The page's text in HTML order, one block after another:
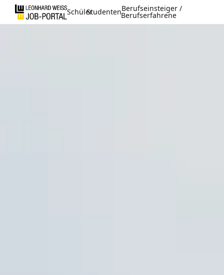
SchülerStudentenBerufseinsteiger /
Berufserfahrene